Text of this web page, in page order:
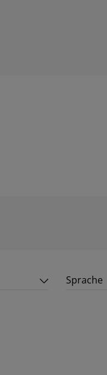
Sprache